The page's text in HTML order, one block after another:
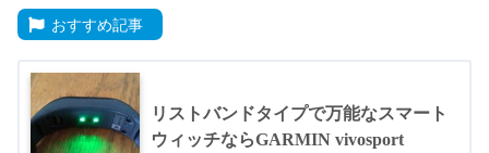
おすすめ記事
リストバンドタイプで万能なスマート
ウィッチならGARMIN vivosport